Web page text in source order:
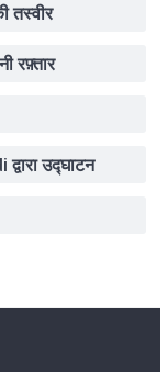
तस्वीर
रफ़्तार
उद्घाटन